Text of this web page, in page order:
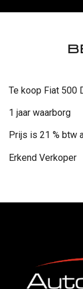
Te koop Fiat 500
1 jaar waarborg
Prijs is 21 % btw
Erkend Verkoper